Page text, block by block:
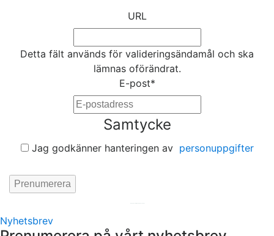
URL
Detta fält används för valideringsändamål och ska
lämnas oförändrat.
E-post*
Samtycke
Jag godkänner hanteringen av personuppgifter
Nyhetsbrev